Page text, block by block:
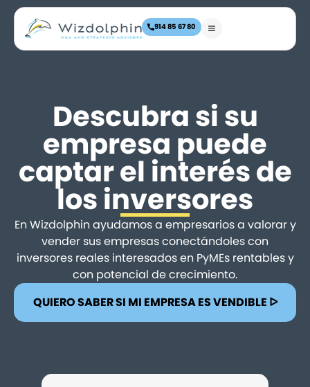
914 85 67 80
Descubra si su
empresa puede
captar el interés de
los inversores
En Wizdolphin ayudamos a empresarios a valorar y
vender sus empresas conectándoles con
inversores reales interesados en PyMEs rentables y
con potencial de crecimiento.
QUIERO SABER SI MI EMPRESA ES VENDIBLE ᐅ